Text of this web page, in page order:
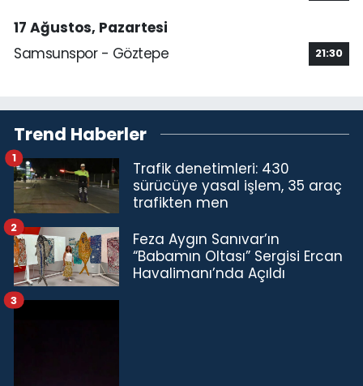
17 Ağustos, Pazartesi
Samsunspor - Göztepe
21:30
Trend Haberler
Trafik denetimleri: 430
sürücüye yasal işlem, 35 araç
trafikten men
1
Feza Aygın Sanıvar’ın
“Babamın Oltası” Sergisi Ercan
Havalimanı’nda Açıldı
2
3